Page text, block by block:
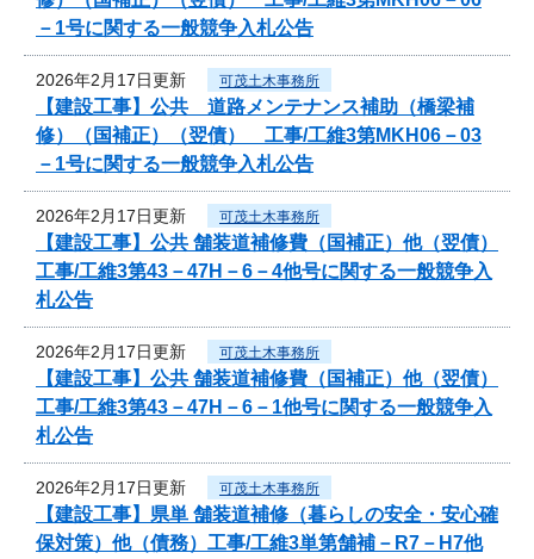
－1号に関する一般競争入札公告
2026年2月17日更新 可茂土木事務所
【建設工事】公共 道路メンテナンス補助（橋梁補
修）（国補正）（翌債） 工事/工維3第MKH06－03
－1号に関する一般競争入札公告
2026年2月17日更新 可茂土木事務所
【建設工事】公共 舗装道補修費（国補正）他（翌債）
工事/工維3第43－47H－6－4他号に関する一般競争入
札公告
2026年2月17日更新 可茂土木事務所
【建設工事】公共 舗装道補修費（国補正）他（翌債）
工事/工維3第43－47H－6－1他号に関する一般競争入
札公告
2026年2月17日更新 可茂土木事務所
【建設工事】県単 舗装道補修（暮らしの安全・安心確
保対策）他（債務）工事/工維3単第舗補－R7－H7他